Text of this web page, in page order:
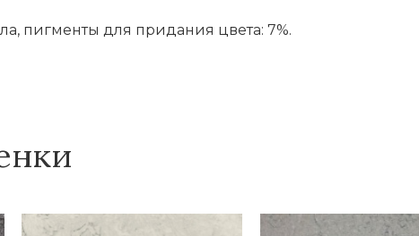
пигменты для придания цвета: 7%.